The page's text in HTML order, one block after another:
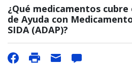
¿Qué medicamentos
de Ayuda con
SIDA (ADAP)?